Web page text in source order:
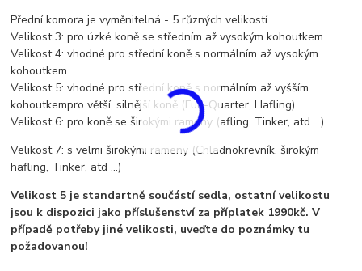
Přední komora je vyměnitelná - 5 různých velikostí
Velikost 3: pro úzké koně se středním až vysokým kohoutkem
Velikost 4: vhodné pro střední koně s normálním až vysokým
kohoutkem
Velikost 5:vhodné pro střední koně s normálním až vyšším
kohoutkempro větší, silnější koně (Full-Quarter, Hafling)
Velikost 6: pro koně se širokými rameny (afling, Tinker, atd ...)
Velikost 7: s velmi širokými rameny (Chladnokrevník, širokým
hafling, Tinker, atd ...)
Velikost 5 je standartně součástí sedla, ostatní velikostu
jsou k dispozici jako příslušenství za příplatek 1990kč. V
případě potřeby jiné velikosti, uveďte do poznámky tu
požadovanou!